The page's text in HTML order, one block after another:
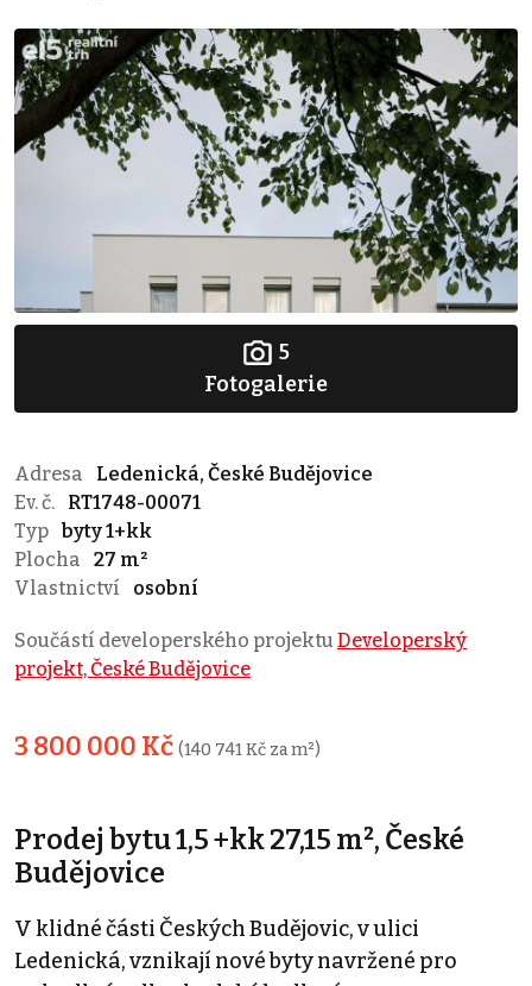
5
Fotogalerie
Adresa
Ledenická, České Budějovice
Ev. č.
RT1748-00071
Typ byty 1+kk
Plocha
27 m²
Vlastnictví
osobní
Součástí developerského projektu Developerský
projekt, České Budějovice
3 800 000 Kč (140 741 Kč za m²)
Prodej bytu 1,5 +kk 27,15 m², České
Budějovice
V klidné části Českých Budějovic, v ulici
Ledenická, vznikají nové byty navržené pro